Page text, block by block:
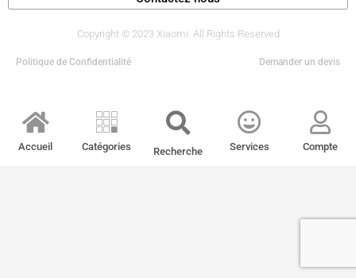
Copyright © 2023 Xiaomi. All Rights Reserved
Politique de Confidentialité Demander un devis
Accueil Catégories Recherche Services Compte